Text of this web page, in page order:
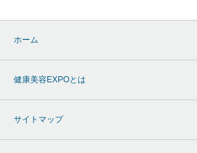
ホーム
健康美容EXPOとは
サイトマップ